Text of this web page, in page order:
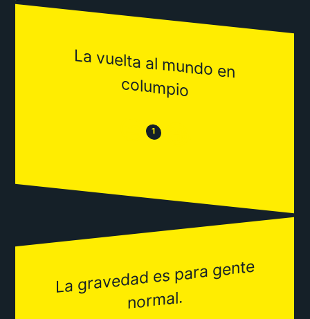
La vuelta al m
undo en
colum
pio
😒 1 😂
La gravedad es para gente
nor
mal.